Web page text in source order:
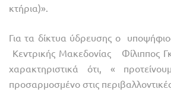
κτήρια)».
Για τα δίκτυα ύδρευσης ο
Κεντρικής Μακεδονίας Φίλιππος
χαρακτηριστικά ότι, «
προσαρμοσμένο στις